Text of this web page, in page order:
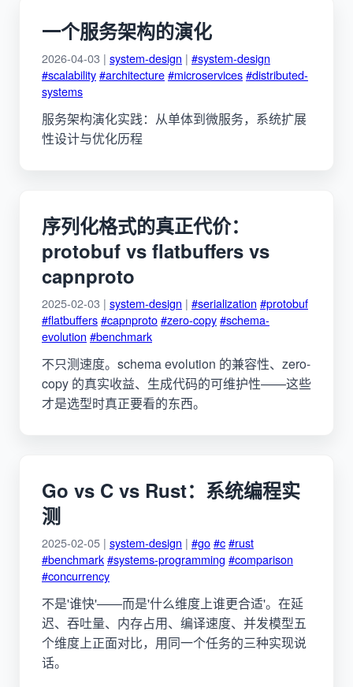
一个服务架构的演化
2026-04-03 | system-design | #system-design
#scalability#architecture#microservices#distributed-
systems
服务架构演化实践：从单体到微服务，系统扩展
性设计与优化历程
序列化格式的真正代价：
protobuf vs flatbuffers vs
capnproto
2025-02-03 | system-design | #serialization #protobuf
#flatbuffers#capnproto#zero-copy#schema-
evolution #benchmark
不只测速度。schema evolution 的兼容性、zero-
copy 的真实收益、生成代码的可维护性——这些
才是选型时真正要看的东西。
Go vs C vs Rust：系统编程实
测
2025-02-05 | system-design | #go#c#rust
#benchmark#systems-programming #comparison
#concurrency
不是'谁快'——而是'什么维度上谁更合适'。在延
迟、吞吐量、内存占用、编译速度、并发模型五
个维度上正面对比，用同一个任务的三种实现说
话。